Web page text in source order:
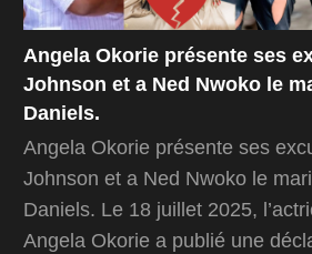
Angela Okorie présente ses
Johnson et a Ned Nwoko le
Daniels.
Angela Okorie présente ses
Johnson et a Ned Nwoko le
Daniels. Le 18 juillet 2025,
Angela Okorie a publié une